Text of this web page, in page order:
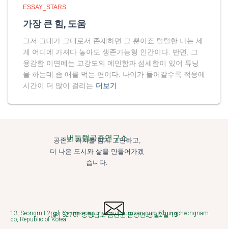
ESSAY_STARS
가장 큰 힘, 도움
그저 그대가 그대로서 존재하면 그 뿐이죠 털털한 나는 세
계 어디에 가져다 놓아도 생존가능형 인간이다. 반면, 그
용감함 이면에는 고강도의 예민함과 섬세함이 있어 튜닝
을 하는데 좀 애를 먹는 편이다. 나이가 들어갈수록 적응에
시간이 더 많이 걸리는 더보기
버들랩공존연구소
공존의 가치를 함게 고민하고,
더 나은 도시와 삶을 만들어가겠
습니다.
(우) 32707 충청남도 금산군 금성면 성밑2길 13
13, Seongmit 2-gil, Geumseong-myeon, Geumsan-gun, Chungcheongnam-
do, Republic of Korea